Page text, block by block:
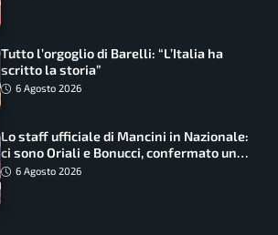
Tutto l’orgoglio di Barelli: “L’Italia ha
scritto la storia”
6 Agosto 2026
Lo staff ufficiale di Mancini in Nazionale:
ci sono Oriali e Bonucci, confermato un
ritorno
6 Agosto 2026